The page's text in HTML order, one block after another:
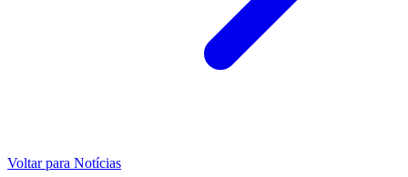
Voltar para Notícias